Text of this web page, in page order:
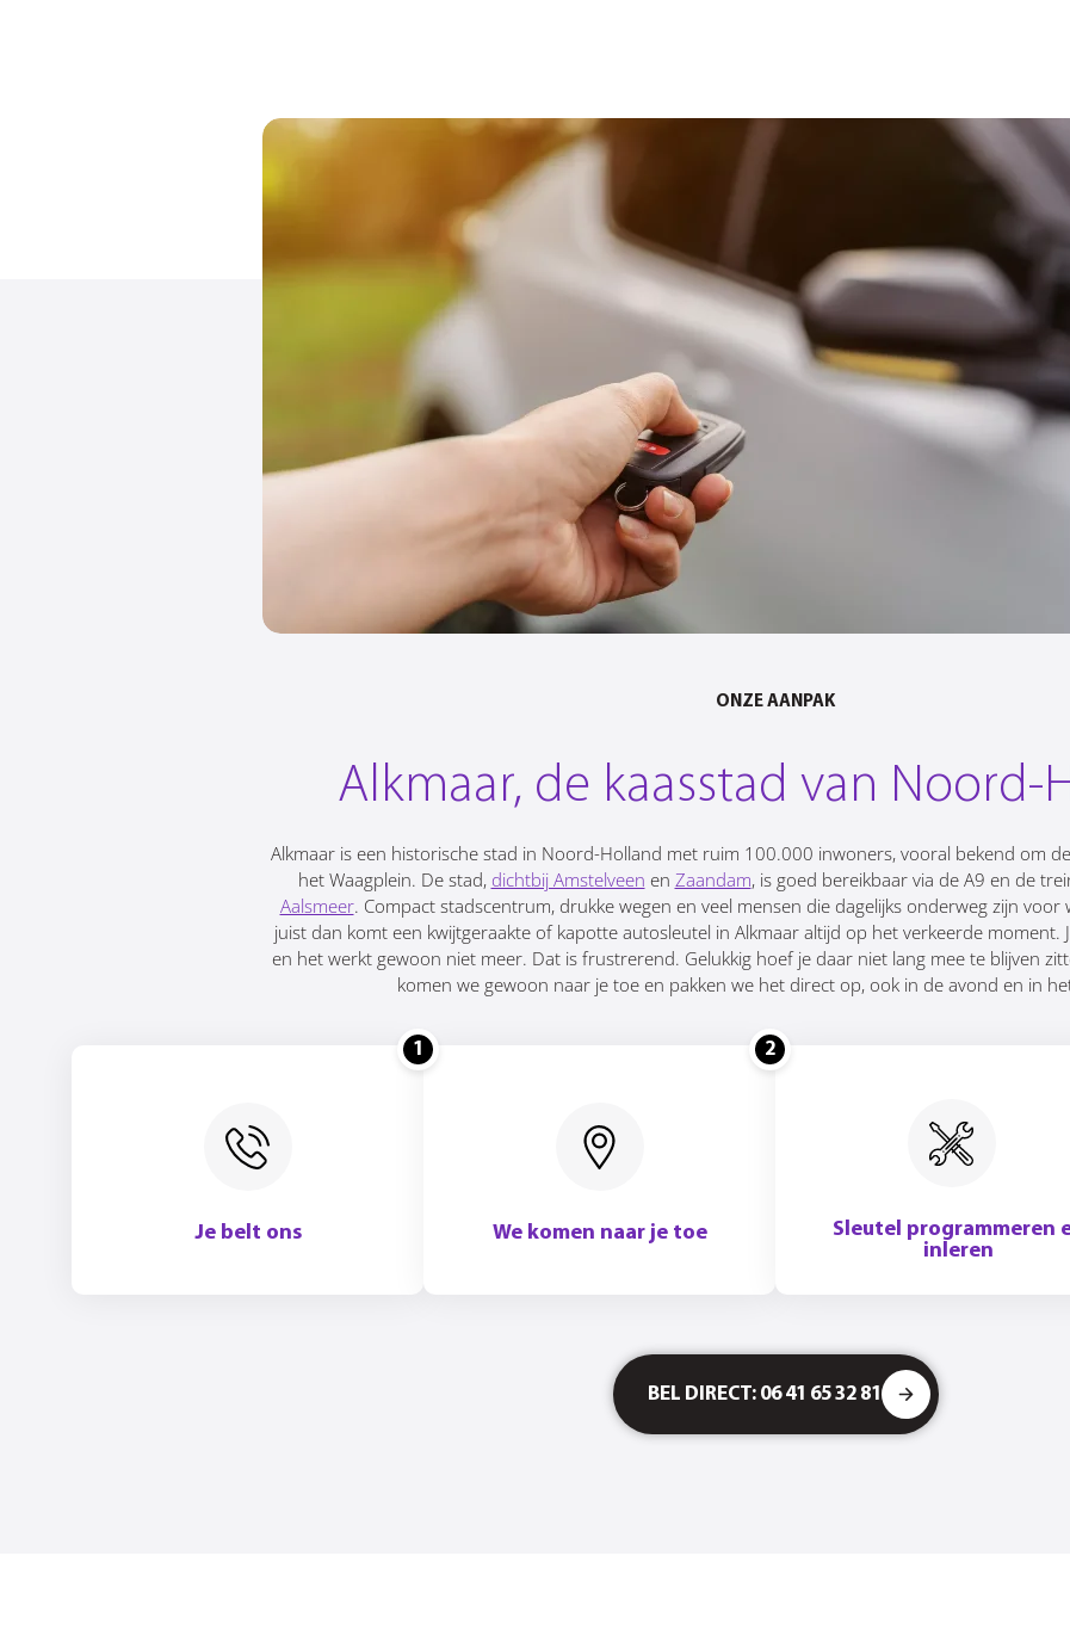
ONZE AANPAK
Alkmaar, de kaasstad van Noord-
Alkmaar is een historische stad in Noord-Holland met ruim 100.000 inwoners, vooral bekend om
het Waagplein. De stad, dichtbij Amstelveen en Zaandam, is goed bereikbaar via de A9 en de
Aalsmeer. Compact stadscentrum, drukke wegen en veel mensen die dagelijks onderweg zijn voor
juist dan komt een kwijtgeraakte of kapotte autosleutel in Alkmaar altijd op het verkeerde moment.
en het werkt gewoon niet meer. Dat is frustrerend. Gelukkig hoef je daar niet lang mee te blijven
komen we gewoon naar je toe en pakken we het direct op, ook in de avond en in
1
Je belt ons
2
We komen naar je toe
Sleutel programmeren
inleren
BEL DIRECT: 06 41 65 32 81